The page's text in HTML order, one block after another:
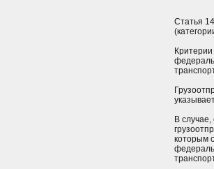
Статья
В
которым